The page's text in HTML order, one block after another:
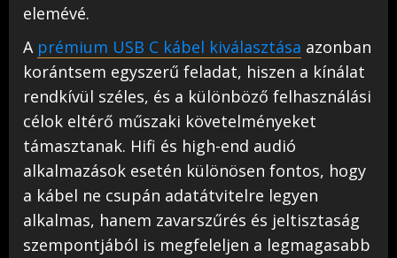
elemévé.
A prémium USB C kábel kiválasztása azonban
korántsem egyszerű feladat, hiszen a kínálat
rendkívül széles, és a különböző felhasználási
célok eltérő műszaki követelményeket
támasztanak. Hifi és high-end audió
alkalmazások esetén különösen fontos, hogy
a kábel ne csupán adatátvitelre legyen
alkalmas, hanem zavarszűrés és jeltisztaság
szempontjából is megfeleljen a legmagasabb